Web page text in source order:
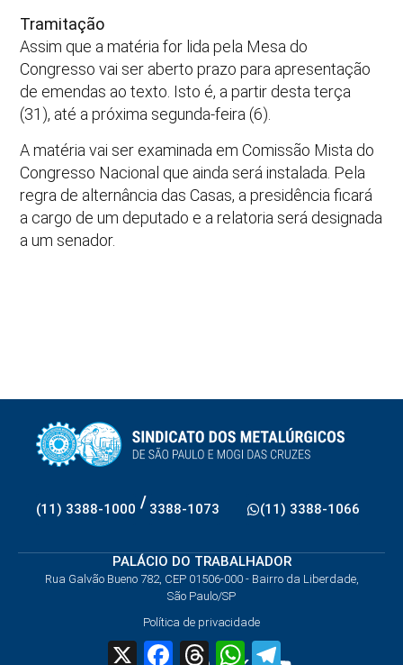
Tramitação
Assim que a matéria for lida pela Mesa do
Congresso vai ser aberto prazo para apresentação
de emendas ao texto. Isto é, a partir desta terça
(31), até a próxima segunda-feira (6).
A matéria vai ser examinada em Comissão Mista do
Congresso Nacional que ainda será instalada. Pela
regra de alternância das Casas, a presidência ficará
a cargo de um deputado e a relatoria será designada
a um senador.
(11) 3388-1000 / 3388-1073 (11) 3388-1066
PALÁCIO DO TRABALHADOR
Rua Galvão Bueno 782, CEP 01506-000 - Bairro da Liberdade,
São Paulo/SP
Política de privacidade
X FacebookThreadsWhatsApp